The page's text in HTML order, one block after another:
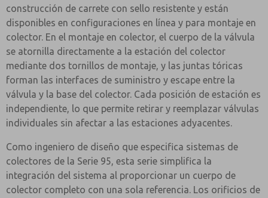
construcción de carrete con sello resistente y están
disponibles en configuraciones en línea y para montaje en
colector. En el montaje en colector, el cuerpo de la válvula
se atornilla directamente a la estación del colector
mediante dos tornillos de montaje, y las juntas tóricas
forman las interfaces de suministro y escape entre la
válvula y la base del colector. Cada posición de estación es
independiente, lo que permite retirar y reemplazar válvulas
individuales sin afectar a las estaciones adyacentes.
Como ingeniero de diseño que especifica sistemas de
colectores de la Serie 95, esta serie simplifica la
integración del sistema al proporcionar un cuerpo de
colector completo con una sola referencia. Los orificios de